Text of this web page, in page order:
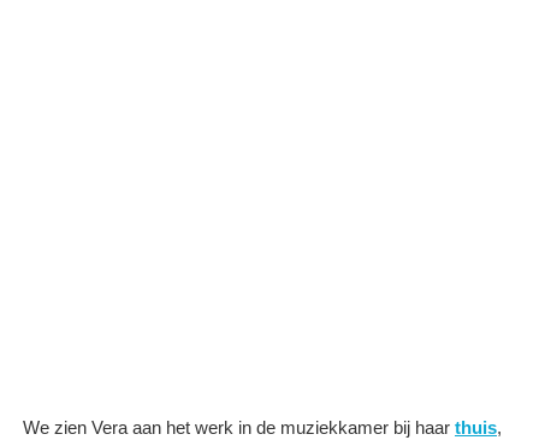
We zien Vera aan het werk in de muziekkamer bij haar thuis,